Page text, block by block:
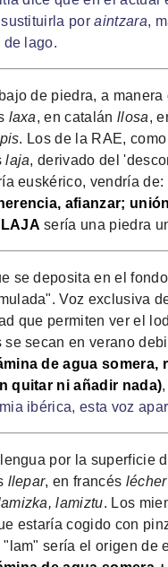
sustituirla poraintzara,
lago.
de piedra, a
laxa, en catalán llosa,
. Los de la RAE,
laja, derivado del
euskérico, vendría de:
afianzar;
LAJA sería una piedra
se deposita en el
Voz exclusiva
que permiten ver el
se secan en verano
de agua
quitar ni añadir nada)
ibérica, esta voz
por la superficie
llepar, en francés lécher
lamiztu. Los
estaría cogido con
sería el origen de